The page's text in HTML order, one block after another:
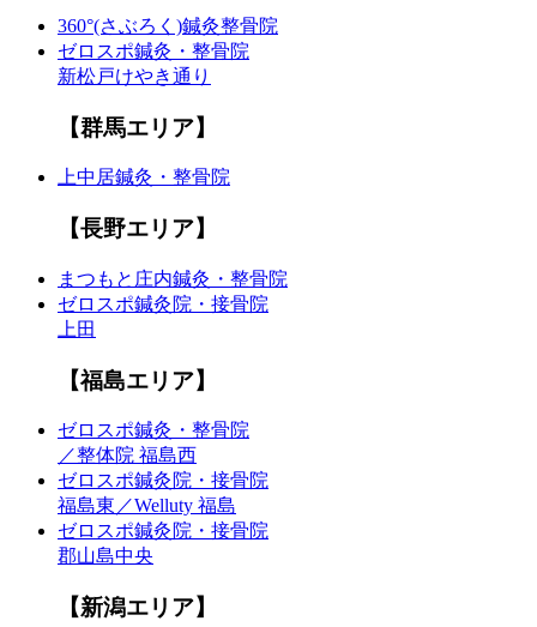
360°(さぶろく)鍼灸整骨院
ゼロスポ鍼灸・整骨院
新松戸けやき通り
【群馬エリア】
上中居鍼灸・整骨院
【長野エリア】
まつもと庄内鍼灸・整骨院
ゼロスポ鍼灸院・接骨院
上田
【福島エリア】
ゼロスポ鍼灸・整骨院
／整体院 福島西
ゼロスポ鍼灸院・接骨院
福島東／Welluty 福島
ゼロスポ鍼灸院・接骨院
郡山島中央
【新潟エリア】